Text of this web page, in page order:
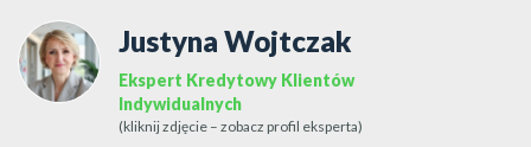
Justyna Wojtczak
Ekspert Kredytowy Klientów
Indywidualnych
(kliknij zdjęcie – zobacz profil eksperta)